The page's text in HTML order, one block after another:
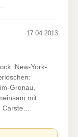
17.04.2013
New-York-
Gronau,
mit